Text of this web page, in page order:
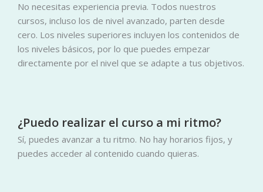
No necesitas experiencia previa. Todos nuestros
cursos, incluso los de nivel avanzado, parten desde
cero. Los niveles superiores incluyen los contenidos de
los niveles básicos, por lo que puedes empezar
directamente por el nivel que se adapte a tus objetivos.
¿Puedo realizar el curso a mi ritmo?
Sí, puedes avanzar a tu ritmo. No hay horarios fijos, y
puedes acceder al contenido cuando quieras.